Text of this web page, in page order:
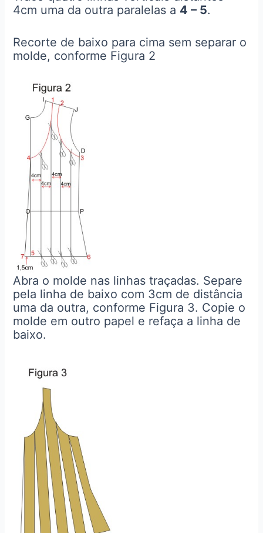
4cm uma da outra paralelas a 4 – 5.
Recorte de baixo para cima sem separar o
molde, conforme Figura 2
Abra o molde nas linhas traçadas. Separe
pela linha de baixo com 3cm de distância
uma da outra, conforme Figura 3. Copie o
molde em outro papel e refaça a linha de
baixo.